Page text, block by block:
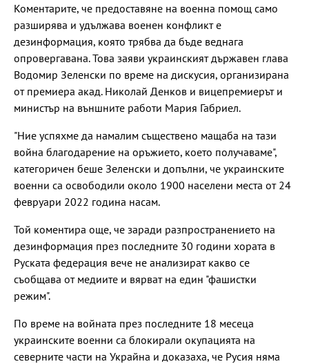
Коментарите, че предоставяне на военна помощ само
разширява и удължава военен конфликт е
дезинформация, която трябва да бъде веднага
опровергавана. Това заяви украинският държавен глава
Водомир Зеленски по време на дискусия, организирана
от премиера акад. Николай Денков и вицепремиерът и
министър на външните работи Мария Габриел.
"Ние успяхме да намалим съществено мащаба на тази
война благодарение на оръжието, което получаваме",
категоричен беше Зеленски и допълни, че украинските
военни са освободили около 1900 населени места от 24
февруари 2022 година насам.
Той коментира още, че заради разпространението на
дезинформация през последните 30 години хората в
Руската федерация вече не анализират какво се
съобщава от медиите и вярват на един "фашистки
режим".
По време на войната през последните 18 месеца
украинските военни са блокирали окупацията на
северните части на Украйна и доказаха, че Русия няма